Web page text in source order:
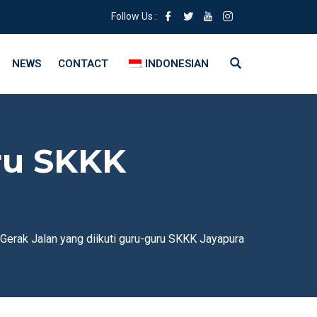
Follow Us :
NEWS CONTACT INDONESIAN
SKKK
Gerak Jalan yang diikuti guru-guru SKKK Jayapura